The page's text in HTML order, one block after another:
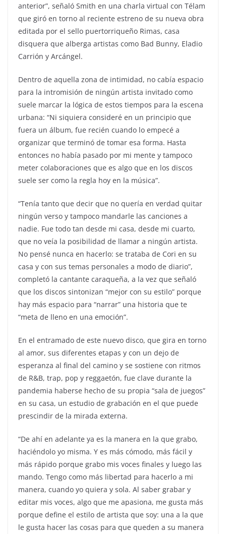
anterior”, señaló Smith en una charla virtual con Télam
que giró en torno al reciente estreno de su nueva obra
editada por el sello puertorriqueño Rimas, casa
disquera que alberga artistas como Bad Bunny, Eladio
Carrión y Arcángel.
Dentro de aquella zona de intimidad, no cabía espacio
para la intromisión de ningún artista invitado como
suele marcar la lógica de estos tiempos para la escena
urbana: “Ni siquiera consideré en un principio que
fuera un álbum, fue recién cuando lo empecé a
organizar que terminó de tomar esa forma. Hasta
entonces no había pasado por mi mente y tampoco
meter colaboraciones que es algo que en los discos
suele ser como la regla hoy en la música”.
“Tenía tanto que decir que no quería en verdad quitar
ningún verso y tampoco mandarle las canciones a
nadie. Fue todo tan desde mi casa, desde mi cuarto,
que no veía la posibilidad de llamar a ningún artista.
No pensé nunca en hacerlo: se trataba de Cori en su
casa y con sus temas personales a modo de diario”,
completó la cantante caraqueña, a la vez que señaló
que los discos sintonizan “mejor con su estilo” porque
hay más espacio para “narrar” una historia que te
“meta de lleno en una emoción”.
En el entramado de este nuevo disco, que gira en torno
al amor, sus diferentes etapas y con un dejo de
esperanza al final del camino y se sostiene con ritmos
de R&B, trap, pop y reggaetón, fue clave durante la
pandemia haberse hecho de su propia “sala de juegos”
en su casa, un estudio de grabación en el que puede
prescindir de la mirada externa.
“De ahí en adelante ya es la manera en la que grabo,
haciéndolo yo misma. Y es más cómodo, más fácil y
más rápido porque grabo mis voces finales y luego las
mando. Tengo como más libertad para hacerlo a mi
manera, cuando yo quiera y sola. Al saber grabar y
editar mis voces, algo que me apasiona, me gusta más
porque define el estilo de artista que soy: una a la que
le gusta hacer las cosas para que queden a su manera